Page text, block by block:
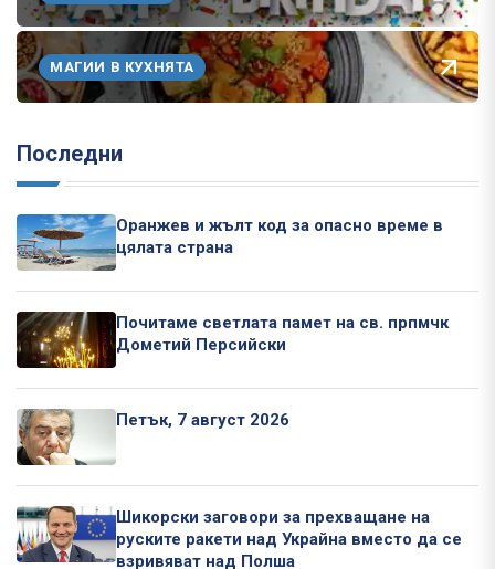
МАГИИ В КУХНЯТА
Последни
Оранжев и жълт код за опасно време в
цялата страна
Почитаме светлата памет на св. прпмчк
Дометий Персийски
Петък, 7 август 2026
Шикорски заговори за прехващане на
руските ракети над Украйна вместо да се
взривяват над Полша